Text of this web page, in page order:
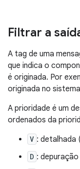
Filtrar a
A tag de uma
que indica o
é originada. Por
originada no
A prioridade é um
ordenados da
V : detalhada
D : depuração